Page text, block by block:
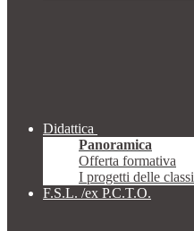
Didattica
Panoramica
Offerta formativa
I progetti delle classi
F.S.L. /ex P.C.T.O.